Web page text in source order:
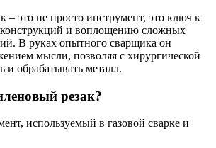
– это не просто инструмент, это ключ к
и воплощению сложных
В руках опытного сварщика он
мысли, позволяя с хирургической
и обрабатывать металл.
резак?
используемый в газовой сварке и